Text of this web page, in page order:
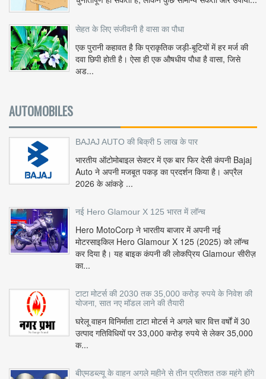
सेहत के लिए संजीवनी है वासा का पौधा
एक पुरानी कहावत है कि प्राकृतिक जड़ी-बूटियों में हर मर्ज की
दवा छिपी होती है। ऐसा ही एक औषधीय पौधा है वासा, जिसे
अड...
AUTOMOBILES
BAJAJ AUTO की बिक्री 5 लाख के पार
भारतीय ऑटोमोबाइल सेक्टर में एक बार फिर देसी कंपनी Bajaj
Auto ने अपनी मजबूत पकड़ का प्रदर्शन किया है। अप्रैल
2026 के आंकड़े ...
नई Hero Glamour X 125 भारत में लॉन्च
Hero MotoCorp ने भारतीय बाजार में अपनी नई
मोटरसाइकिल Hero Glamour X 125 (2025) को लॉन्च
कर दिया है। यह बाइक कंपनी की लोकप्रिय Glamour सीरीज़
का...
टाटा मोटर्स की 2030 तक 35,000 करोड़ रुपये के निवेश की
योजना, सात नए मॉडल लाने की तैयारी
घरेलू वाहन विनिर्माता टाटा मोटर्स ने अगले चार वित्त वर्षों में 30
उत्पाद गतिविधियों पर 33,000 करोड़ रुपये से लेकर 35,000
क...
बीएमडब्ल्यू के वाहन अगले महीने से तीन प्रतिशत तक महंगे होंगे